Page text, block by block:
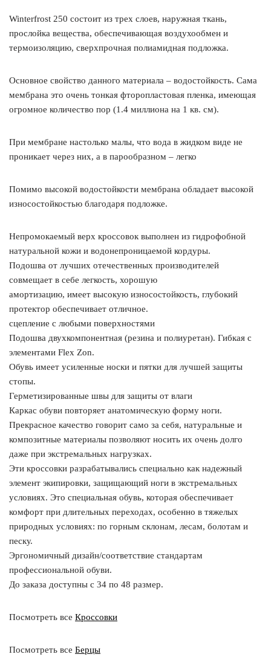
Winterfrost 250 состоит из трех слоев, наружная ткань,
прослойка вещества, обеспечивающая воздухообмен и
термоизоляцию, сверхпрочная полиамидная подложка.
Основное свойство данного материала – водостойкость. Сама
мембрана это очень тонкая фторопластовая пленка, имеющая
огромное количество пор (1.4 миллиона на 1 кв. см).
При мембране настолько малы, что вода в жидком виде не
проникает через них, а в парообразном – легко
Помимо высокой водостойкости мембрана обладает высокой
износостойкостью благодаря подложке.
Непромокаемый верх кроссовок выполнен из гидрофобной
натуральной кожи и водонепроницаемой кордуры.
Подошва от лучших отечественных производителей
совмещает в себе легкость, хорошую
амортизацию, имеет высокую износостойкость, глубокий
протектор обеспечивает отличное.
сцепление с любыми поверхностями
Подошва двухкомпонентная (резина и полиуретан). Гибкая с
элементами Flex Zon.
Обувь имеет усиленные носки и пятки для лучшей защиты
стопы.
Герметизированные швы для защиты от влаги
Каркас обуви повторяет анатомическую форму ноги.
Прекрасное качество говорит само за себя, натуральные и
композитные материалы позволяют носить их очень долго
даже при экстремальных нагрузках.
Эти кроссовки разрабатывались специально как надежный
элемент экипировки, защищающий ноги в экстремальных
условиях. Это специальная обувь, которая обеспечивает
комфорт при длительных переходах, особенно в тяжелых
природных условиях: по горным склонам, лесам, болотам и
песку.
Эргономичный дизайн/соответствие стандартам
профессиональной обуви.
До заказа доступны с 34 по 48 размер.
Посмотреть все Кроссовки
Посмотреть все Берцы